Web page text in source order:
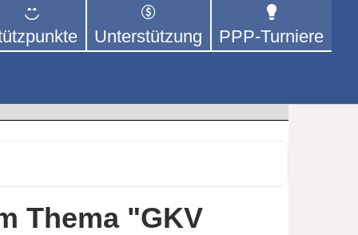
der sich – mit dem Mittel
kümmert.
Unterstützung PPP-Turniere
Thema "GKV